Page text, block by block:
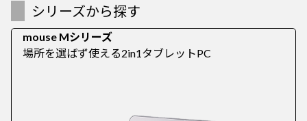
シリーズから探す
mouse Mシリーズ
場所を選ばず使える2in1タブレットPC